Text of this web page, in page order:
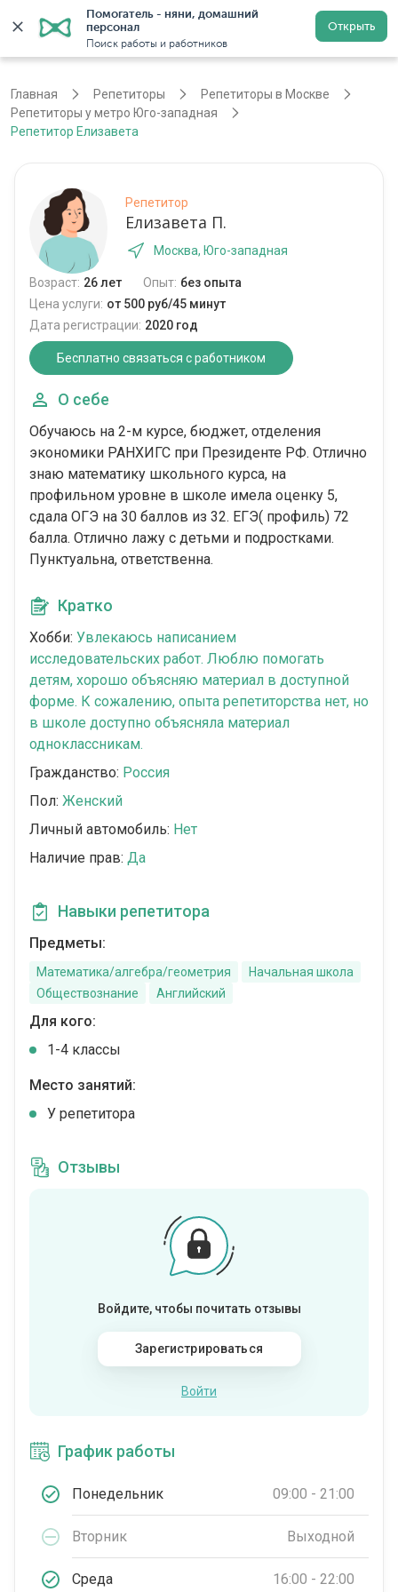
Помогатель - няни, домашний
персонал
Поиск работы и работников
Открыть
Регистрация
Главная Репетиторы
Репетиторы в Москве
Репетиторы у метро Юго-западная
Репетитор Елизавета
Репетитор
Елизавета П.
Москва, Юго-западная
Возраст: 26 лет Опыт: без опыта
Цена услуги: от 500 руб/45 минут
Дата регистрации: 2020 год
Бесплатно связаться с работником
О себе
Обучаюсь на 2-м курсе, бюджет, отделения
экономики РАНХИГС при Президенте РФ. Отлично
знаю математику школьного курса, на
профильном уровне в школе имела оценку 5,
сдала ОГЭ на 30 баллов из 32. ЕГЭ( профиль) 72
балла. Отлично лажу с детьми и подростками.
Пунктуальна, ответственна.
Кратко
Хобби: Увлекаюсь написанием
исследовательских работ. Люблю помогать
детям, хорошо объясняю материал в доступной
форме. К сожалению, опыта репетиторства нет, но
в школе доступно объясняла материал
одноклассникам.
Гражданство: Россия
Пол: Женский
Личный автомобиль: Нет
Наличие прав: Да
Навыки репетитора
Предметы:
Математика/алгебра/геометрия
Начальная школа
Обществознание
Английский
Для кого:
1-4 классы
Место занятий:
У репетитора
Отзывы
Войдите, чтобы почитать отзывы
Зарегистрироваться
Войти
График работы
Понедельник 09:00 - 21:00
Вторник Выходной
Среда 16:00 - 22:00